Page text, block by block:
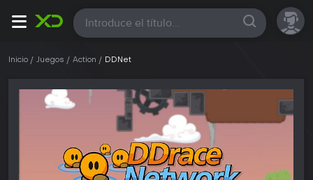
Todas
Inicio Juegos Action DDNet